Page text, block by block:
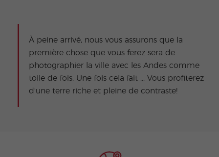
À peine arrivé, nous vous assurons que la
première chose que vous ferez sera de
photographier la ville avec les Andes comme
toile de fois. Une fois cela fait ... Vous profiterez
d'une terre riche et pleine de contraste!